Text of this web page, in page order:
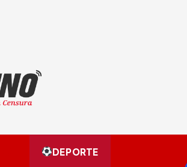
DEPORTE